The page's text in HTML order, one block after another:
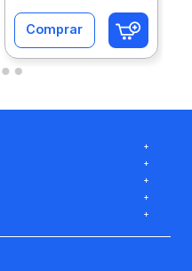
Comprar
+
+
+
+
+